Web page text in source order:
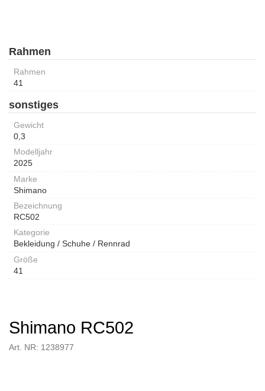
Rahmen
Rahmen
41
sonstiges
Gewicht
0,3
Modelljahr
2025
Marke
Shimano
Bezeichnung
RC502
Kategorie
Bekleidung / Schuhe / Rennrad
Größe
41
Shimano RC502
Art. NR: 1238977